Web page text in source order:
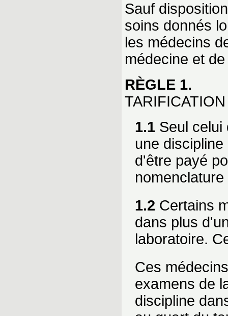
Sauf
soins donnés
les médecins
médecine et
RÈGLE 1.
TARIFICATION
1.1 Seul celui
une
d'être payé
1.2 Certains
dans plus
laboratoire.
Ces
examens de
discipline